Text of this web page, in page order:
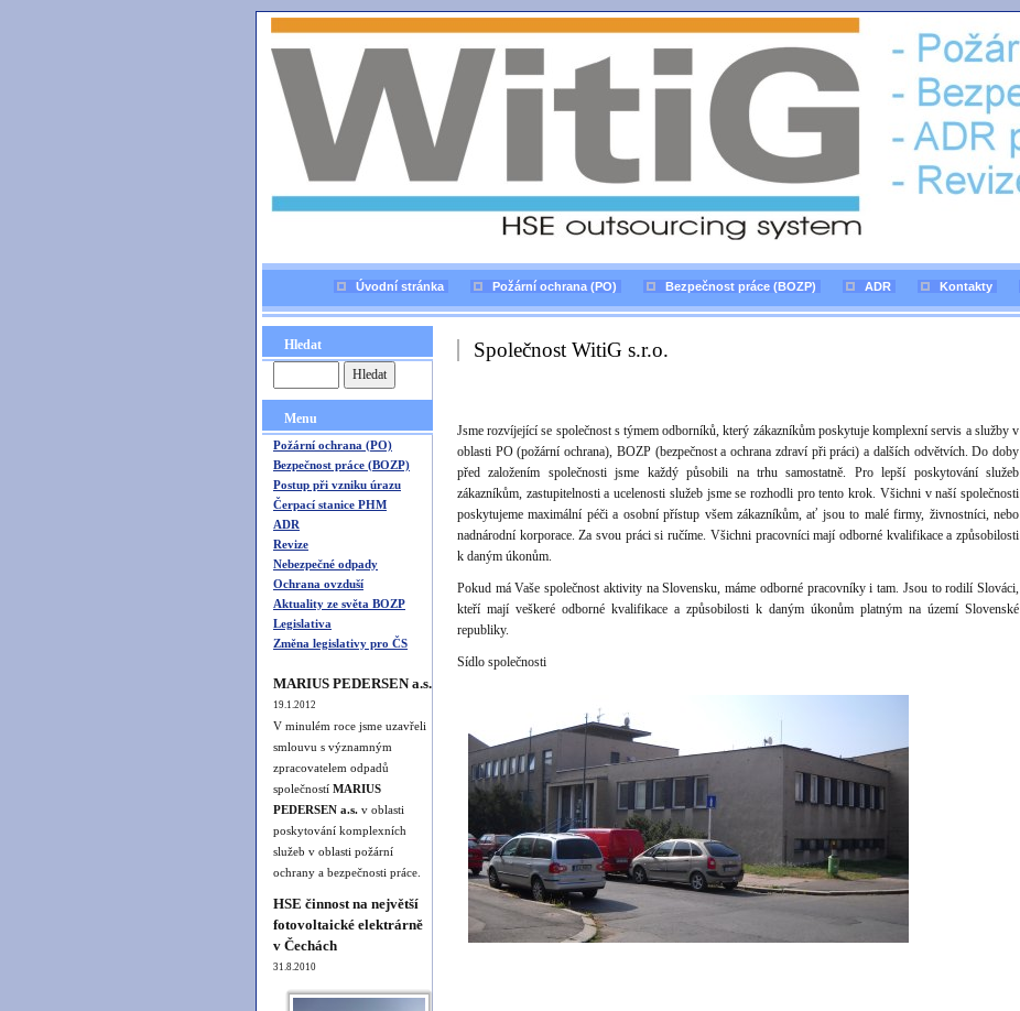
Úvodní stránka Požární ochrana (PO) Bezpečnost práce (BOZP) ADR Kontakty
Hledat
Menu
Požární ochrana (PO)
Bezpečnost práce (BOZP)
Postup při vzniku úrazu
Čerpací stanice PHM
ADR
Revize
Nebezpečné odpady
Ochrana ovzduší
Aktuality ze světa BOZP
Legislativa
Změna legislativy pro ČS
MARIUS PEDERSEN a.s.
19.1.2012
V minulém roce jsme uzavřeli
smlouvu s významným
zpracovatelem odpadů
společností MARIUS
PEDERSEN a.s. v oblasti
poskytování komplexních
služeb v oblasti požární
ochrany a bezpečnosti práce.
HSE činnost na největší
fotovoltaické elektrárně
v Čechách
31.8.2010
Společnost WitiG s.r.o.
Jsme rozvíjející se společnost s týmem odborníků, který zákazníkům poskytuje komplexní servis a služby v
oblasti PO (požární ochrana), BOZP (bezpečnost a ochrana zdraví při práci) a dalších odvětvích. Do doby
před založením společnosti jsme každý působili na trhu samostatně. Pro lepší poskytování služeb
zákazníkům, zastupitelnosti a ucelenosti služeb jsme se rozhodli pro tento krok. Všichni v naší společnosti
poskytujeme maximální péči a osobní přístup všem zákazníkům, ať jsou to malé firmy, živnostníci, nebo
nadnárodní korporace. Za svou práci si ručíme. Všichni pracovníci mají odborné kvalifikace a způsobilosti
k daným úkonům.
Pokud má Vaše společnost aktivity na Slovensku, máme odborné pracovníky i tam. Jsou to rodilí Slováci,
kteří mají veškeré odborné kvalifikace a způsobilosti k daným úkonům platným na území Slovenské
republiky.
Sídlo společnosti